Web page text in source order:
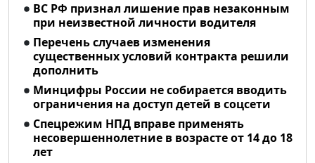
ВС РФ признал лишение прав незаконным
при неизвестной личности водителя
Перечень случаев изменения
существенных условий контракта решили
дополнить
Минцифры России не собирается вводить
ограничения на доступ детей в соцсети
Спецрежим НПД вправе применять
несовершеннолетние в возрасте от 14 до 18
лет